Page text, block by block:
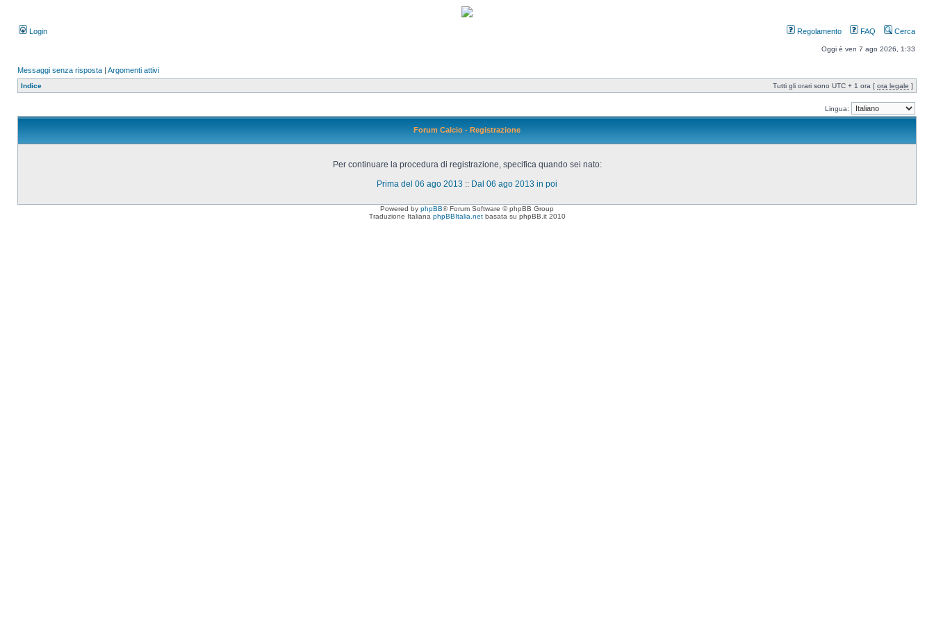
Login Regolamento FAQ Cerca
Oggi è ven 7 ago 2026, 1:33
Messaggi senza risposta | Argomenti attivi
Indice Tutti gli orari sono UTC + 1 ora [ ora legale ]
Lingua:
Forum Calcio - Registrazione
Per continuare la procedura di registrazione, specifica quando sei nato:
Prima del 06 ago 2013 :: Dal 06 ago 2013 in poi
Powered by phpBB® Forum Software © phpBB Group
Traduzione Italiana phpBBItalia.netbasata su phpBB.it 2010